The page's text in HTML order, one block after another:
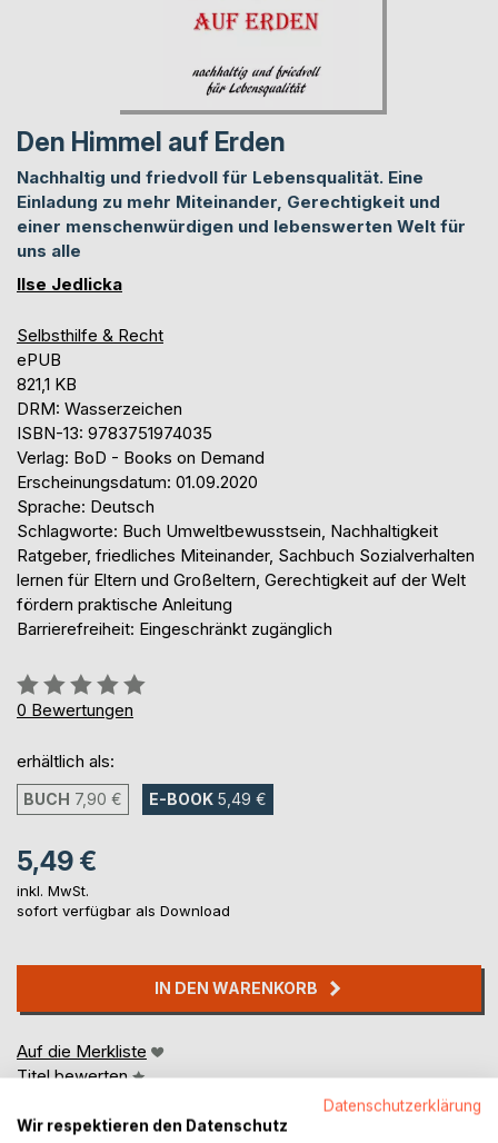
Den Himmel auf Erden
Nachhaltig und friedvoll für Lebensqualität. Eine
Einladung zu mehr Miteinander, Gerechtigkeit und
einer menschenwürdigen und lebenswerten Welt für
uns alle
Ilse Jedlicka
Selbsthilfe & Recht
ePUB
821,1 KB
DRM: Wasserzeichen
ISBN-13: 9783751974035
Verlag: BoD - Books on Demand
Erscheinungsdatum: 01.09.2020
Sprache: Deutsch
Schlagworte: Buch Umweltbewusstsein, Nachhaltigkeit
Ratgeber, friedliches Miteinander, Sachbuch Sozialverhalten
lernen für Eltern und Großeltern, Gerechtigkeit auf der Welt
fördern praktische Anleitung
Barrierefreiheit: Eingeschränkt zugänglich
Bewertung::
0%
0 Bewertungen
erhältlich als:
BUCH 7,90 € E-BOOK 5,49 €
5,49 €
inkl. MwSt.
sofort verfügbar als Download
IN DEN WARENKORB
Auf die Merkliste
Titel bewerten
Datenschutzerklärung
Wir respektieren den Datenschutz